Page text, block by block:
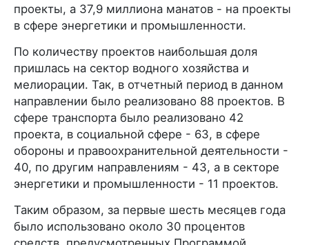
проекты, а 37,9 миллиона манатов - на проекты
в сфере энергетики и промышленности.
По количеству проектов наибольшая доля
пришлась на сектор водного хозяйства и
мелиорации. Так, в отчетный период в данном
направлении было реализовано 88 проектов. В
сфере транспорта было реализовано 42
проекта, в социальной сфере - 63, в сфере
обороны и правоохранительной деятельности -
40, по другим направлениям - 43, а в секторе
энергетики и промышленности - 11 проектов.
Таким образом, за первые шесть месяцев года
было использовано около 30 процентов